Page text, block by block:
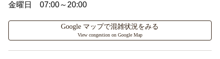
金曜日 07:00～20:00
Google マップで混雑状況をみる
View congestion on Google Map